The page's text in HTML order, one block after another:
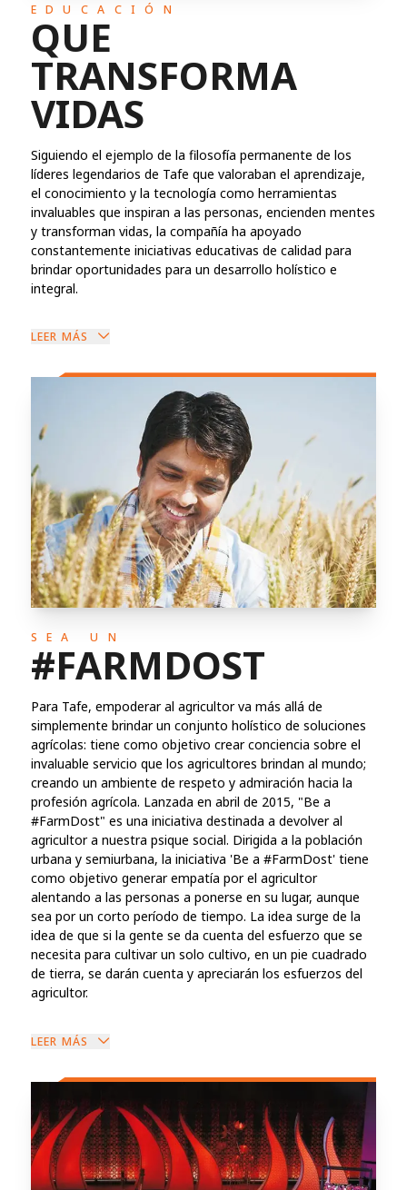
EDUCACIÓN
QUE
TRANSFORMA
VIDAS
Siguiendo el ejemplo de la filosofía permanente de los
líderes legendarios de Tafe que valoraban el aprendizaje,
el conocimiento y la tecnología como herramientas
invaluables que inspiran a las personas, encienden mentes
y transforman vidas, la compañía ha apoyado
constantemente iniciativas educativas de calidad para
brindar oportunidades para un desarrollo holístico e
integral.
LEER MÁS
SEA UN
#FARMDOST
Para Tafe, empoderar al agricultor va más allá de
simplemente brindar un conjunto holístico de soluciones
agrícolas: tiene como objetivo crear conciencia sobre el
invaluable servicio que los agricultores brindan al mundo;
creando un ambiente de respeto y admiración hacia la
profesión agrícola. Lanzada en abril de 2015, "Be a
#FarmDost" es una iniciativa destinada a devolver al
agricultor a nuestra psique social. Dirigida a la población
urbana y semiurbana, la iniciativa 'Be a #FarmDost' tiene
como objetivo generar empatía por el agricultor
alentando a las personas a ponerse en su lugar, aunque
sea por un corto período de tiempo. La idea surge de la
idea de que si la gente se da cuenta del esfuerzo que se
necesita para cultivar un solo cultivo, en un pie cuadrado
de tierra, se darán cuenta y apreciarán los esfuerzos del
agricultor.
LEER MÁS